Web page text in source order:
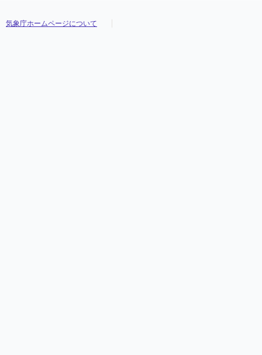
気象庁ホームページについて